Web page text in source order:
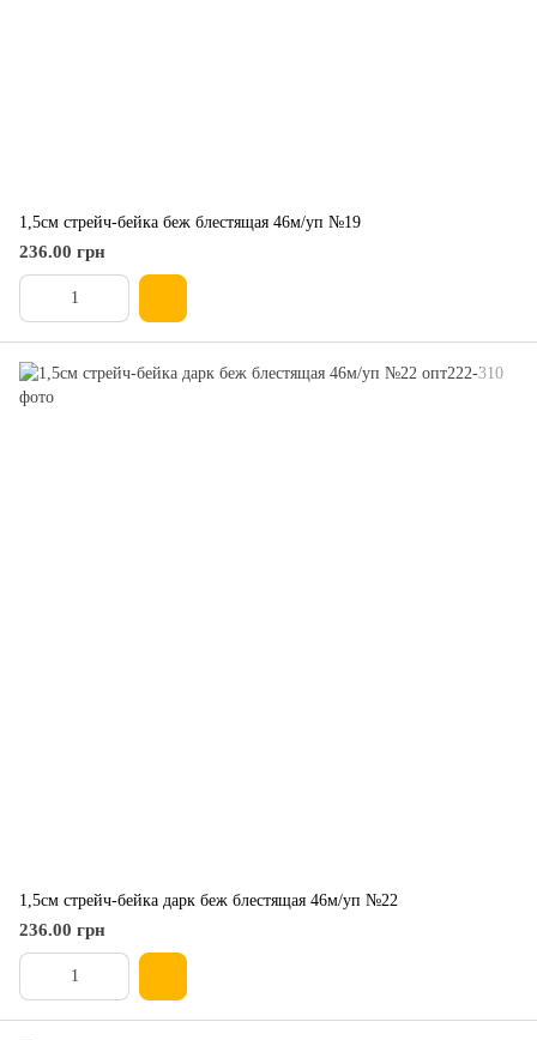
1,5см стрейч-бейка беж блестящая 46м/уп №19
236.00 грн
1,5см стрейч-бейка дарк беж блестящая 46м/уп №22
236.00 грн